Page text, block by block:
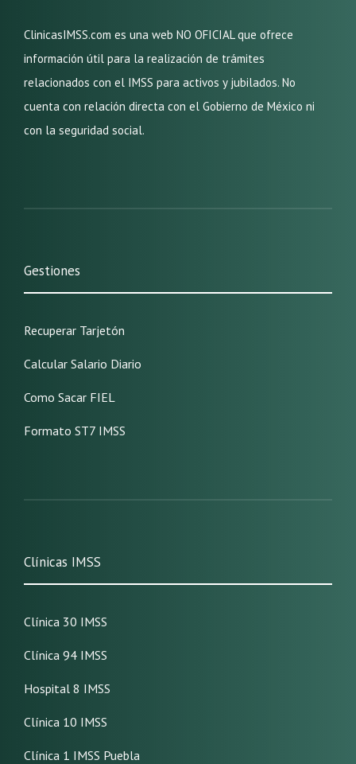
ClinicasIMSS.com es una web NO OFICIAL que ofrece
información útil para la realización de trámites
relacionados con el IMSS para activos y jubilados. No
cuenta con relación directa con el Gobierno de México ni
con la seguridad social.
Gestiones
Recuperar Tarjetón
Calcular Salario Diario
Como Sacar FIEL
Formato ST7 IMSS
Clínicas IMSS
Clínica 30 IMSS
Clínica 94 IMSS
Hospital 8 IMSS
Clínica 10 IMSS
Clínica 1 IMSS Puebla